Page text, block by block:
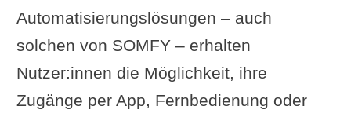
Automatisierungslösungen – auch
solchen von SOMFY – erhalten
Nutzer:innen die Möglichkeit, ihre
Zugänge per App, Fernbedienung oder